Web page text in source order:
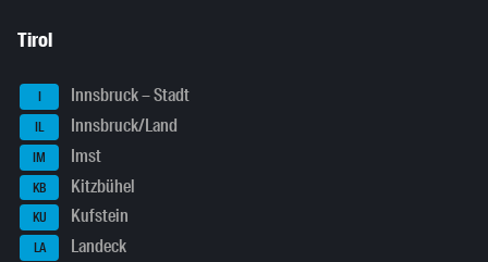
Tirol
I Innsbruck – Stadt
IL Innsbruck/Land
IM Imst
KB Kitzbühel
KU Kufstein
LA Landeck